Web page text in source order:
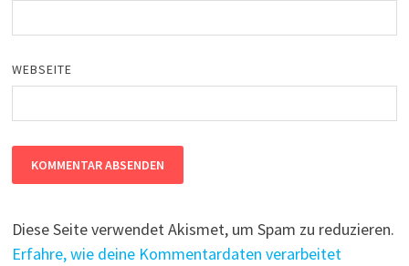
WEBSEITE
Diese Seite verwendet Akismet, um Spam zu reduzieren.
Erfahre, wie deine Kommentardaten verarbeitet